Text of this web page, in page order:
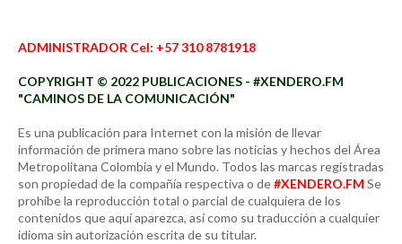
ADMINISTRADOR Cel: +57 310 8781918
COPYRIGHT © 2022 PUBLICACIONES - #XENDERO.FM
"CAMINOS DE LA COMUNICACIÓN"
Es una publicación para Internet con la misión de llevar
información de primera mano sobre las noticias y hechos del Área
Metropolitana Colombia y el Mundo. Todos las marcas registradas
son propiedad de la compañía respectiva o de#XENDERO.FM Se
prohíbe la reproducción total o parcial de cualquiera de los
contenidos que aquí aparezca, así como su traducción a cualquier
idioma sin autorización escrita de su titular.